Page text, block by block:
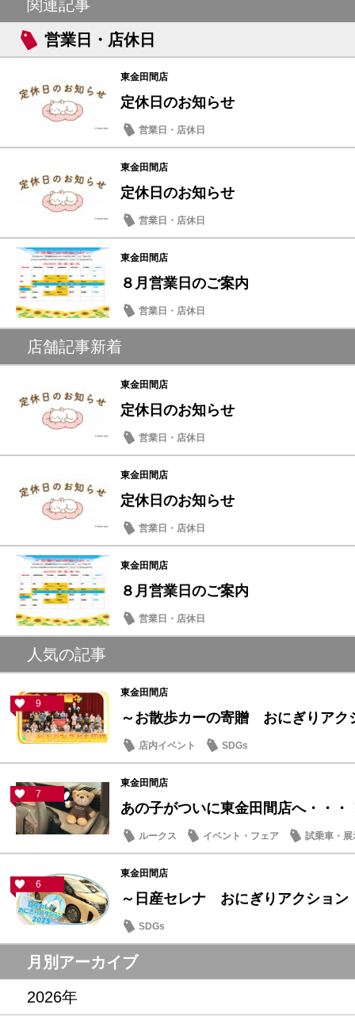
関連記事
営業日・店休日
東金田間店
定休日のお知らせ
営業日・店休日
東金田間店
定休日のお知らせ
営業日・店休日
東金田間店
８月営業日のご案内
営業日・店休日
店舗記事新着
東金田間店
定休日のお知らせ
営業日・店休日
東金田間店
定休日のお知らせ
営業日・店休日
東金田間店
８月営業日のご案内
営業日・店休日
人気の記事
9
東金田間店
～お散歩カーの寄贈 おにぎりアク
店内イベント SDGs
7
東金田間店
あの子がついに東金田間店へ・・・
ルークス イベント・フェア 試乗車・展
6
東金田間店
～日産セレナ おにぎりアクショ
SDGs
月別アーカイブ
2026年